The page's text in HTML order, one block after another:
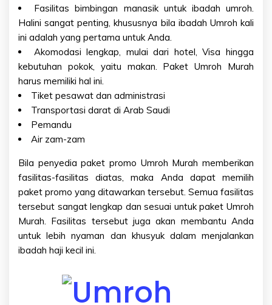
Fasilitas bimbingan manasik untuk ibadah umroh.
Halini sangat penting, khususnya bila ibadah Umroh kali
ini adalah yang pertama untuk Anda.
Akomodasi lengkap, mulai dari hotel, Visa hingga
kebutuhan pokok, yaitu makan. Paket Umroh Murah
harus memiliki hal ini.
Tiket pesawat dan administrasi
Transportasi darat di Arab Saudi
Pemandu
Air zam-zam
Bila penyedia paket promo Umroh Murah memberikan
fasilitas-fasilitas diatas, maka Anda dapat memilih
paket promo yang ditawarkan tersebut. Semua fasilitas
tersebut sangat lengkap dan sesuai untuk paket Umroh
Murah. Fasilitas tersebut juga akan membantu Anda
untuk lebih nyaman dan khusyuk dalam menjalankan
ibadah haji kecil ini.